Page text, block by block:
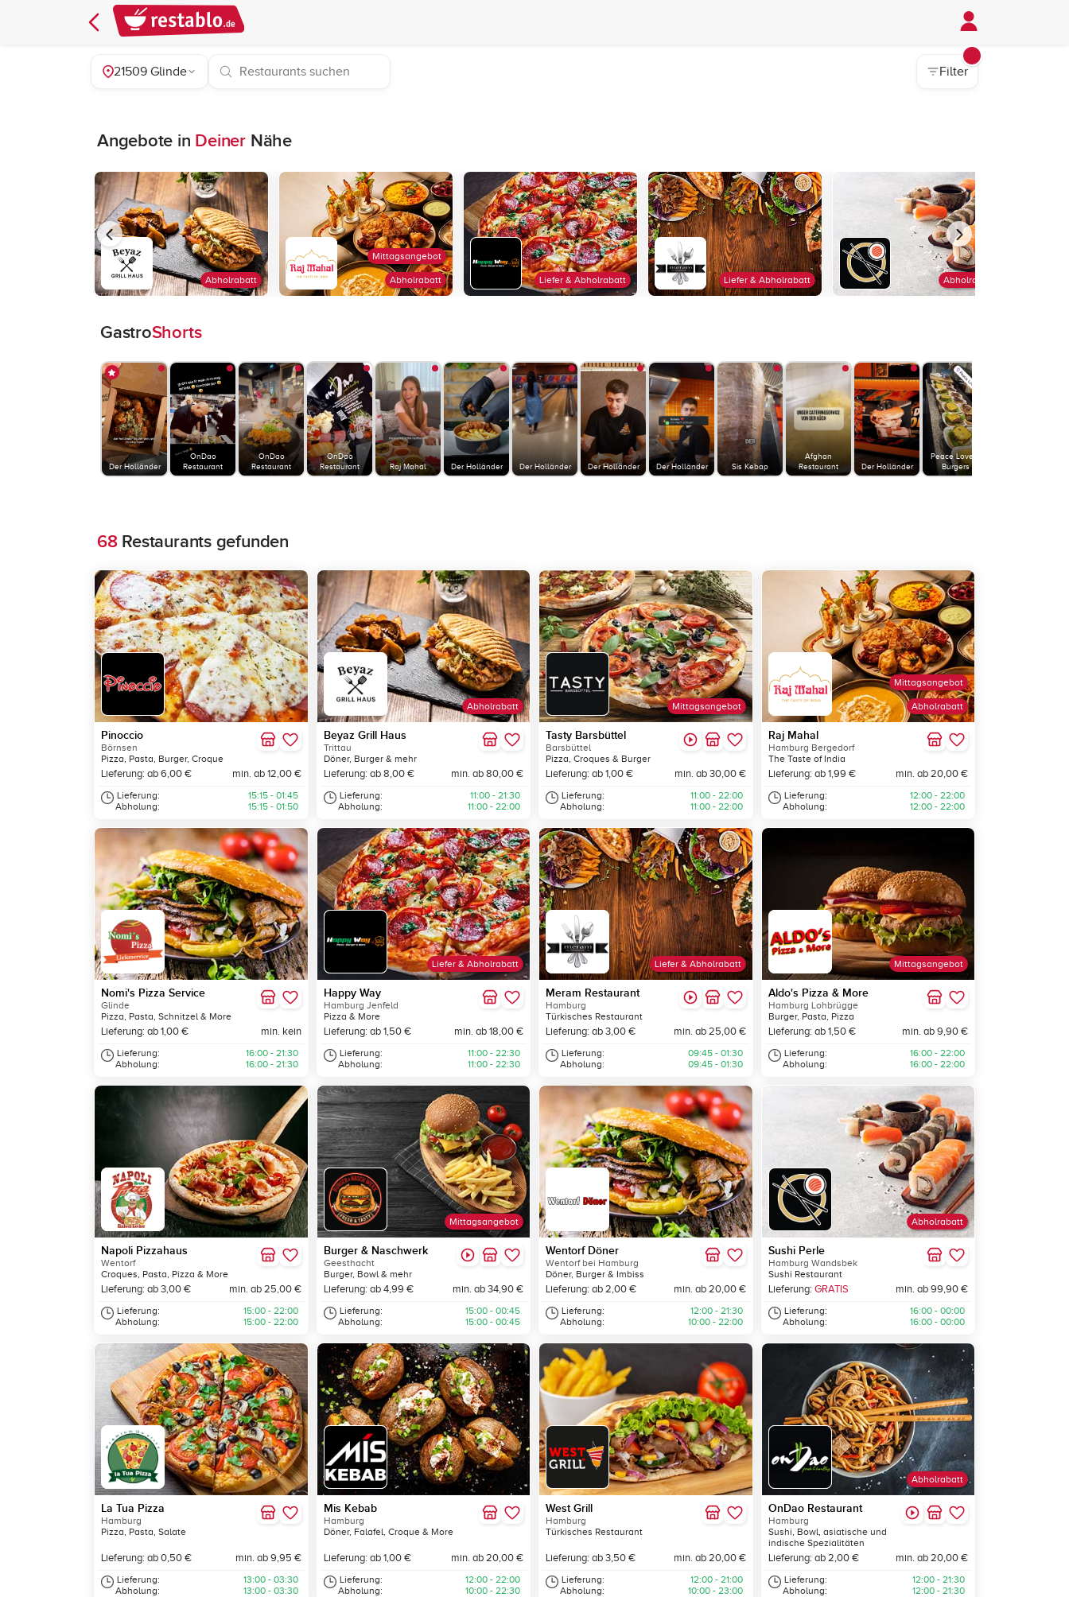
21509 Glinde Filter
Angebote in Deiner Nähe
Abholrabatt Abholrabatt
Mittagsangebot
Liefer & Abholrabatt Liefer & Abholrabatt Abholrabatt
GastroShorts
Der Holländer
OnDao
Restaurant
OnDao
Restaurant
OnDao
Restaurant
Raj Mahal Der Holländer Der Holländer Der Holländer Der Holländer Sis Kebap
Afghan
Restaurant
Der Holländer
Peace Love &
Burgers
68Restaurants gefunden
Pinoccio
Börnsen
Pizza, Pasta, Burger, Croque
Lieferung: ab 6,00 € min. ab 12,00 €
Lieferung:
Abholung:
15:15 - 01:45
15:15 - 01:50
Abholrabatt
Beyaz Grill Haus
Trittau
Döner, Burger & mehr
Lieferung: ab 8,00 € min. ab 80,00 €
Lieferung:
Abholung:
11:00 - 21:30
11:00 - 22:00
Mittagsangebot
Tasty Barsbüttel
Barsbüttel
Pizza, Croques & Burger
Lieferung: ab 1,00 € min. ab 30,00 €
Lieferung:
Abholung:
11:00 - 22:00
11:00 - 22:00
Abholrabatt
Mittagsangebot
Raj Mahal
Hamburg Bergedorf
The Taste of India
Lieferung: ab 1,99 € min. ab 20,00 €
Lieferung:
Abholung:
12:00 - 22:00
12:00 - 22:00
Nomi's Pizza Service
Glinde
Pizza, Pasta, Schnitzel & More
Lieferung: ab 1,00 € min. kein
Lieferung:
Abholung:
16:00 - 21:30
16:00 - 21:30
Liefer & Abholrabatt
Happy Way
Hamburg Jenfeld
Pizza & More
Lieferung: ab 1,50 € min. ab 18,00 €
Lieferung:
Abholung:
11:00 - 22:30
11:00 - 22:30
Liefer & Abholrabatt
Meram Restaurant
Hamburg
Türkisches Restaurant
Lieferung: ab 3,00 € min. ab 25,00 €
Lieferung:
Abholung:
09:45 - 01:30
09:45 - 01:30
Mittagsangebot
Aldo's Pizza & More
Hamburg Lohbrügge
Burger, Pasta, Pizza
Lieferung: ab 1,50 € min. ab 9,90 €
Lieferung:
Abholung:
16:00 - 22:00
16:00 - 22:00
Napoli Pizzahaus
Wentorf
Croques, Pasta, Pizza & More
Lieferung: ab 3,00 € min. ab 25,00 €
Lieferung:
Abholung:
15:00 - 22:00
15:00 - 22:00
Mittagsangebot
Burger & Naschwerk
Geesthacht
Burger, Bowl & mehr
Lieferung: ab 4,99 € min. ab 34,90 €
Lieferung:
Abholung:
15:00 - 00:45
15:00 - 00:45
Wentorf Döner
Wentorf bei Hamburg
Döner, Burger & Imbiss
Lieferung: ab 2,00 € min. ab 20,00 €
Lieferung:
Abholung:
12:00 - 21:30
10:00 - 22:00
Abholrabatt
Sushi Perle
Hamburg Wandsbek
Sushi Restaurant
Lieferung: GRATIS min. ab 99,90 €
Lieferung:
Abholung:
16:00 - 00:00
16:00 - 00:00
La Tua Pizza
Hamburg
Pizza, Pasta, Salate
Lieferung: ab 0,50 € min. ab 9,95 €
Lieferung:
Abholung:
13:00 - 03:30
13:00 - 03:30
Mis Kebab
Hamburg
Döner, Falafel, Croque & More
Lieferung: ab 1,00 € min. ab 20,00 €
Lieferung:
Abholung:
12:00 - 22:00
10:00 - 22:30
West Grill
Hamburg
Türkisches Restaurant
Lieferung: ab 3,50 € min. ab 20,00 €
Lieferung:
Abholung:
12:00 - 21:00
10:00 - 23:00
Abholrabatt
OnDao Restaurant
Hamburg
Sushi, Bowl, asiatische und
indische Spezialitäten
Lieferung: ab 2,00 € min. ab 20,00 €
Lieferung:
Abholung:
12:00 - 21:30
12:00 - 21:30